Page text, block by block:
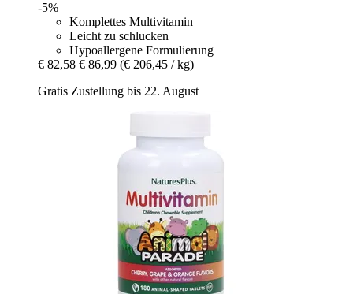
-5%
Komplettes Multivitamin
Leicht zu schlucken
Hypoallergene Formulierung
€ 82,58 € 86,99 (€ 206,45 / kg)
Gratis Zustellung bis 22. August